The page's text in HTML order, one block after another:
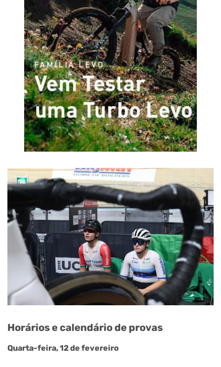
Horários e calendário de provas
Quarta-feira, 12 de fevereiro